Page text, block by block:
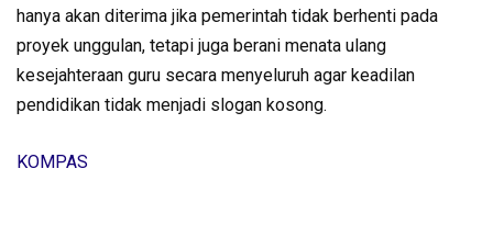
hanya akan diterima jika pemerintah tidak berhenti pada
proyek unggulan, tetapi juga berani menata ulang
kesejahteraan guru secara menyeluruh agar keadilan
pendidikan tidak menjadi slogan kosong.
KOMPAS